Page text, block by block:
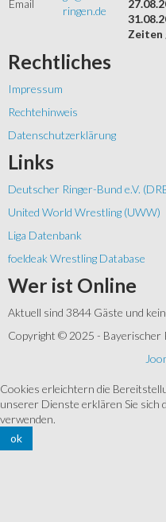
Email
ringen.de
Zeiten
Rechtliches
Impressum
Rechtehinweis
Datenschutzerklärung
Links
Deutscher Ringer-Bund e.V.
United World Wrestling (UWW)
Liga Datenbank
foeldeak Wrestling Database
Wer ist Online
Aktuell sind 3844 Gäste und
Copyright © 2025 - Bayerischer
Cookies erleichtern die
unserer Dienste erklären Sie sich
verwenden.
ok